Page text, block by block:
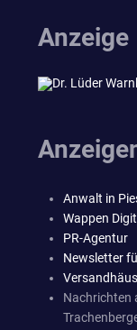
Anzeige
Anwalt in
Wappen
PR-Agentur
Newsletter
Nachrichten